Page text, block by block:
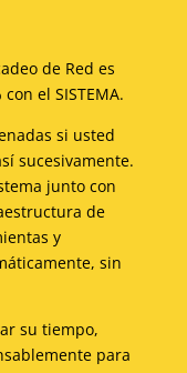
de Red es
el SISTEMA.
si usted
sucesivamente.
junto con
de
y
sin
su tiempo,
para